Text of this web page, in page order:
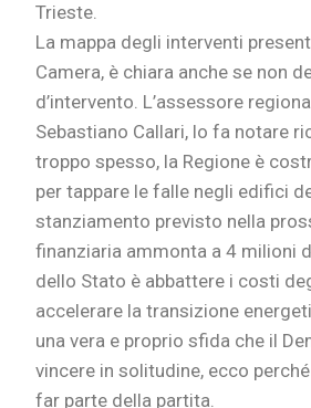
Trieste.
La mappa degli interventi
Camera, è chiara anche se non
d’intervento. L’assessore
Sebastiano Callari, lo fa notare
troppo spesso, la Regione è
per tappare le falle negli edifici
stanziamento previsto nella
finanziaria ammonta a 4 milioni
dello Stato è abbattere i costi
accelerare la transizione
una vera e proprio sfida che il
vincere in solitudine, ecco
far parte della partita.